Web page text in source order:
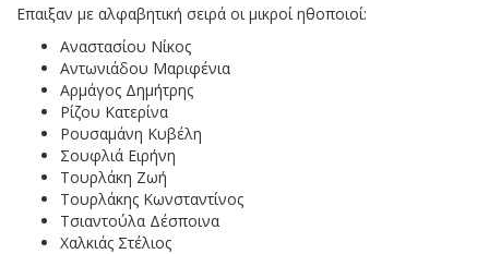
Επαιξαν με αλφαβητική σειρά οι μικροί ηθοποιοί:
Αναστασίου Νίκος
Αντωνιάδου Μαριφένια
Αρμάγος Δημήτρης
Ρίζου Κατερίνα
Ρουσαμάνη Κυβέλη
Σουφλιά Ειρήνη
Τουρλάκη Ζωή
Τουρλάκης Κωνσταντίνος
Τσιαντούλα Δέσποινα
Χαλκιάς Στέλιος